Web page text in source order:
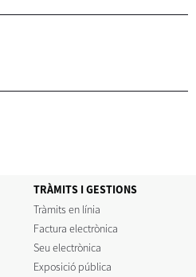
TRÀMITS I GESTIONS
Tràmits en línia
Factura electrònica
Seu electrònica
Exposició pública